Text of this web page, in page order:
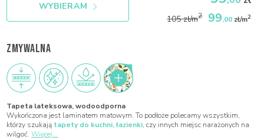
WYBIERAM
105 zł/m2 99,00 zł/m2
ZMYWALNA
Tapeta lateksowa, wodoodporna
Wykończona jest laminatem matowym. To podłoże polecamy wszystkim,
którzy szukają tapety do kuchni, łazienki, czy innych miejsc narażonych na
wilgoć.Więcej...